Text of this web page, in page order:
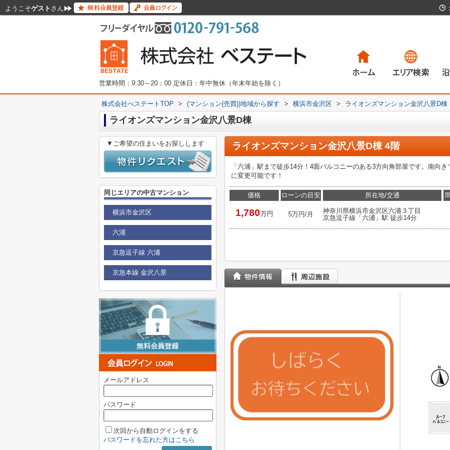
ようこそゲスト さん
一戸建て
マンション
土地
賃貸物件 一
マ
土
賃
営業時間：9:30～20：00 定休日：年中無休（年末年始を除く）
株式会社べステートTOP > (マンション(売買))地域から探す > 横浜市金沢区 > ライオンズマンション金沢八景D棟
ライオンズマンション金沢八景D棟
ライオンズマンション金沢八景D棟 4階
「六浦」駅まで徒歩14分！4面バルコニーのある3方向角部屋です。南向
に変更可能です！
価格
1,780万円
ローンの目安
5万円/月
所在地/交通
神奈川県横浜市金沢区六浦３丁目
京急逗子線「六浦」駅 徒歩14分
▼ご希望の住まいをお探しします
同じエリアの中古マンション
横浜市金沢区
六浦
京急逗子線 六浦
京急本線 金沢八景
メールアドレス
パスワード
次回から自動ログインをする
パスワードを忘れた方はこちら